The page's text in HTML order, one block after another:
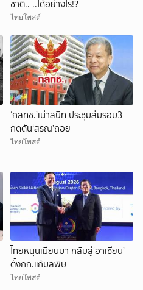
ชาติ.. ..ได้อย่างไร!?
ไทยโพสต์
‘กสทช.’เน่าสนิท ประชุมล่มรอบ3
กดดัน‘สรณ’ถอย
ไทยโพสต์
ไทยหนุนเมียนมา กลับสู่‘อาเซียน’
ตั้งกก.แก้มลพิษ
ไทยโพสต์